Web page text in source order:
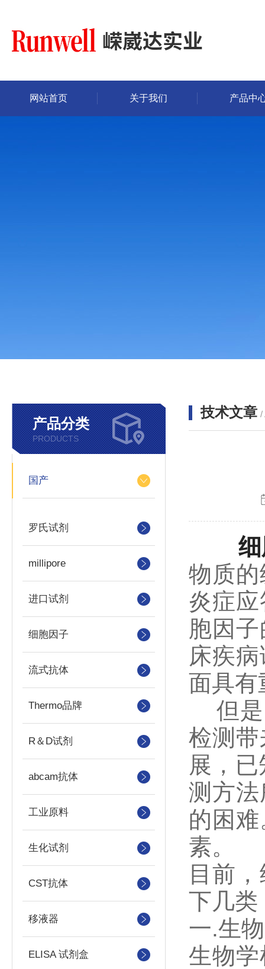
网站首页 关于我们 产品中
产品分类
PRODUCTS
国产
罗氏试剂
millipore
进口试剂
细胞因子
流式抗体
Thermo品牌
R＆D试剂
abcam抗体
工业原料
生化试剂
CST抗体
移液器
ELISA 试剂盒
技术文章 /
物质
炎症
胞因
床疾
面具有
但是
检测
展，
测方
的困
素。
目前
下几类
一.生
生物